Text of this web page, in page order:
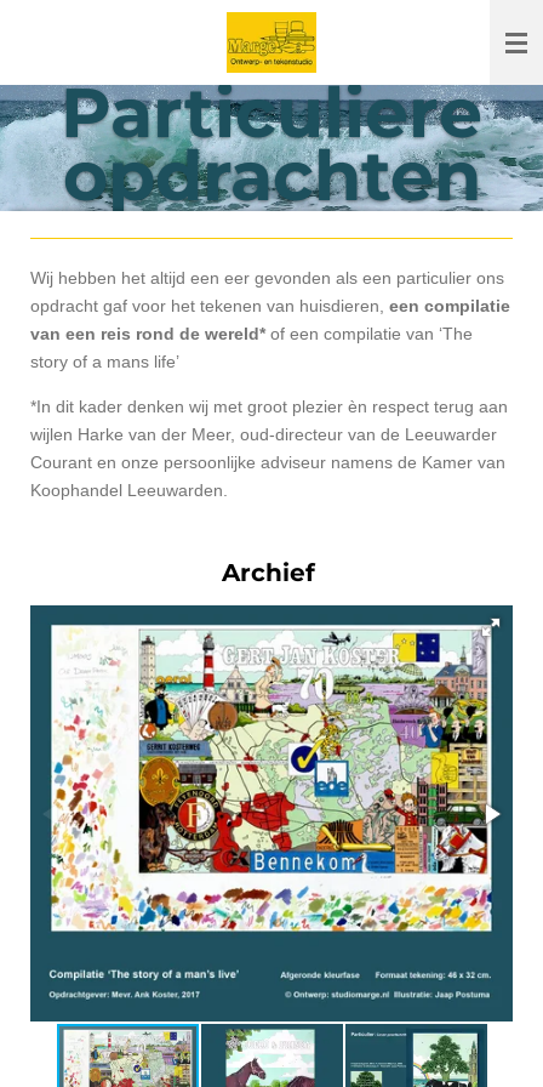
de
hoofdinhoud
Particuliere
opdrachten
Wij hebben het altijd een eer gevonden als een particulier ons
opdracht gaf voor het tekenen van huisdieren, een compilatie
van een reis rond de wereld*of een compilatie van ‘The
story of a mans life’
*In dit kader denken wij met groot plezier èn respect terug aan
wijlen Harke van der Meer, oud-directeur van de Leeuwarder
Courant en onze persoonlijke adviseur namens de Kamer van
Koophandel Leeuwarden.
Archief